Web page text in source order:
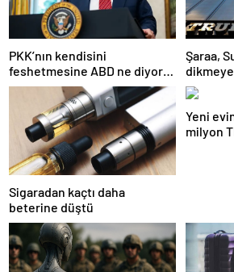
PKK’nın kendisini
feshetmesine ABD ne diyor?
İlk açıklama
Şaraa,
dikmeye
bitsin
Sigaradan kaçtı daha
beterine düştü
Yeni
milyon